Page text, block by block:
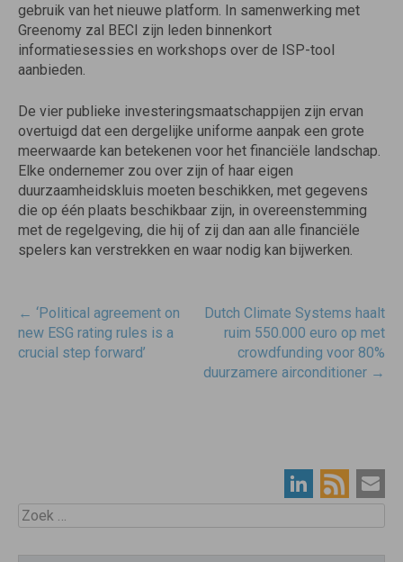
gebruik van het nieuwe platform. In samenwerking met
Greenomy zal BECI zijn leden binnenkort
informatiesessies en workshops over de ISP-tool
aanbieden.
De vier publieke investeringsmaatschappijen zijn ervan
overtuigd dat een dergelijke uniforme aanpak een grote
meerwaarde kan betekenen voor het financiële landschap.
Elke ondernemer zou over zijn of haar eigen
duurzaamheidskluis moeten beschikken, met gegevens
die op één plaats beschikbaar zijn, in overeenstemming
met de regelgeving, die hij of zij dan aan alle financiële
spelers kan verstrekken en waar nodig kan bijwerken.
Post
navigatie
← ‘Political agreement on
new ESG rating rules is a
crucial step forward’
Dutch Climate Systems haalt
ruim 550.000 euro op met
crowdfunding voor 80%
duurzamere airconditioner →
Zoek